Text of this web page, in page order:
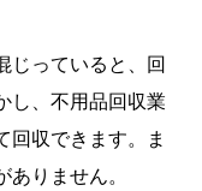
じっていると、回
し、不用品回収業
回収できます。ま
りません。